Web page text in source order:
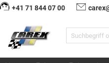
+41 71 844 07 00